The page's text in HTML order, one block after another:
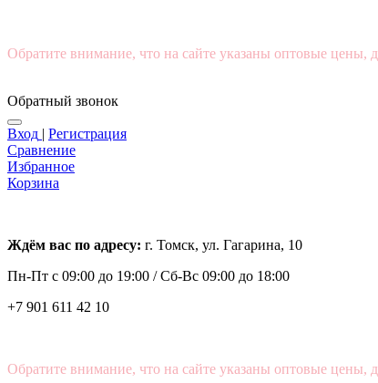
Обратите внимание, что на сайте указаны оптовые цены,
Обратный звонок
Вход | Регистрация
Сравнение
Избранное
Корзина
Ждём вас по адресу: г. Томск, ул. Гагарина, 10
Пн-Пт с 09:00 до 19:00 /Сб-Вс 09:00 до 18:00
+7 901 611 42 10
Обратите внимание, что на сайте указаны оптовые цены,